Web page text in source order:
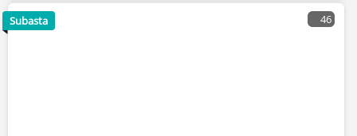
46
Subasta